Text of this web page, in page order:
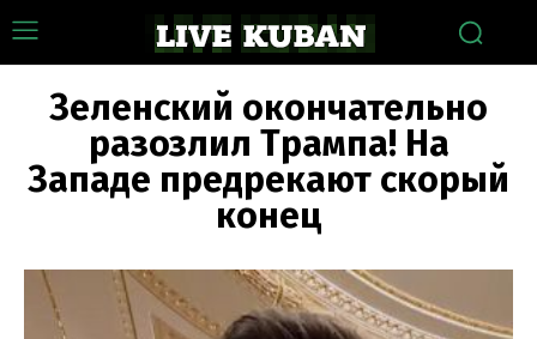
Зеленский окончательно
разозлил Трампа! На
Западе предрекают скорый
конец